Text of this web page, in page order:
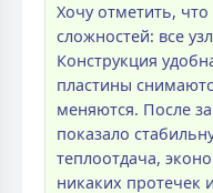
Хочу отметить,
сложностей: все
Конструкция
пластины
меняются. После
показало
теплоотдача,
никаких протечек